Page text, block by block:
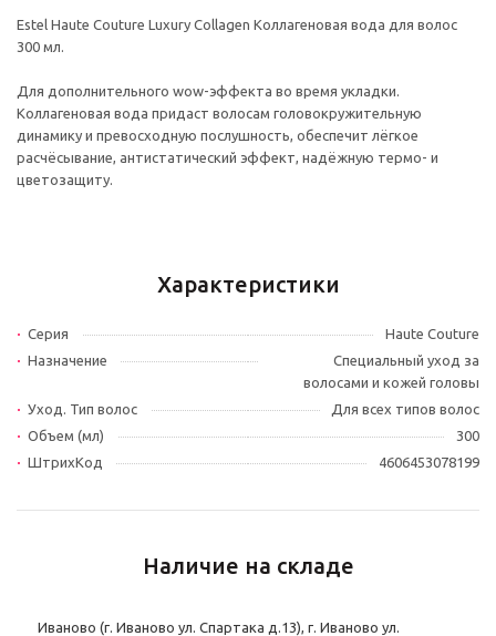
Estel Haute Couture Luxury Collagen Коллагеновая вода для волос
300 мл.
Для дополнительного wow-эффекта во время укладки.
Коллагеновая вода придаст волосам головокружительную
динамику и превосходную послушность, обеспечит лёгкое
расчёсывание, антистатический эффект, надёжную термо- и
цветозащиту.
Характеристики
Серия
Haute Couture
Назначение
Специальный уход за
волосами и кожей головы
Уход. Тип волос
Для всех типов волос
Объем (мл)
300
ШтрихКод
4606453078199
Наличие на складе
Иваново (г. Иваново ул. Спартака д.13), г. Иваново ул.